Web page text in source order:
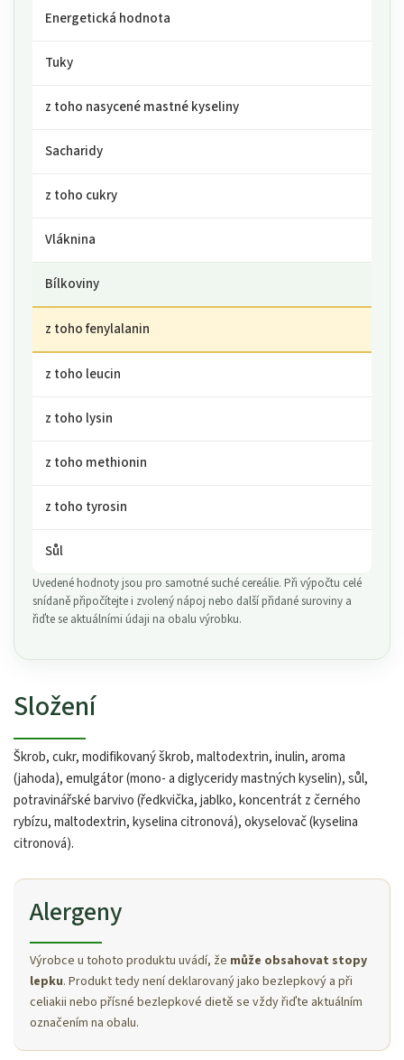
Energetická hodnota
Tuky
z toho nasycené mastné kyseliny
Sacharidy
z toho cukry
Vláknina
Bílkoviny
z toho fenylalanin
z toho leucin
z toho lysin
z toho methionin
z toho tyrosin
Sůl
Uvedené hodnoty jsou pro samotné suché cereálie. Při výpočtu celé
snídaně připočítejte i zvolený nápoj nebo další přidané suroviny a
řiďte se aktuálními údaji na obalu výrobku.
Složení
Škrob, cukr, modifikovaný škrob, maltodextrin, inulin, aroma
(jahoda), emulgátor (mono- a diglyceridy mastných kyselin), sůl,
potravinářské barvivo (ředkvička, jablko, koncentrát z černého
rybízu, maltodextrin, kyselina citronová), okyselovač (kyselina
citronová).
Alergeny
Výrobce u tohoto produktu uvádí, že může obsahovat stopy
lepku. Produkt tedy není deklarovaný jako bezlepkový a při
celiakii nebo přísné bezlepkové dietě se vždy řiďte aktuálním
označením na obalu.